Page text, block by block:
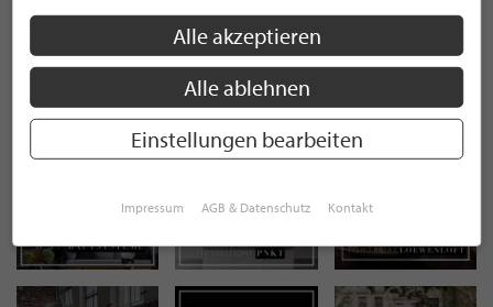
STILPUNKTE AUF
INSTAGRAM
Alle akzeptieren
Alle ablehnen
Einstellungen bearbeiten
Impressum AGB & Datenschutz Kontakt